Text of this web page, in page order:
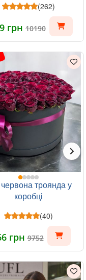
(262)
грн10190
троянда у
коробці
(40)
грн9752